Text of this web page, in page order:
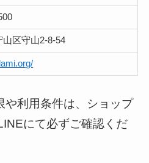
山区守山2-8-54
利用条件は、ショップ
にて必ずご確認くだ